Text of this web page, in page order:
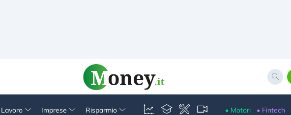
Imprese Risparmio • Motori • Fintech